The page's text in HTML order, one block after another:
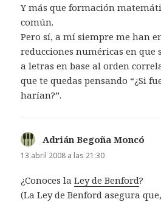
Y más que formación
común.
Pero sí, a mí siempre me han
reducciones numéricas en que
a letras en base al orden
que te quedas pensando “¿Si
harían?”.
Adrián Begoña Moncó
13 abril 2008 a las 21:30
¿Conoces laLey de Benford?
(La Ley de Benford asegura